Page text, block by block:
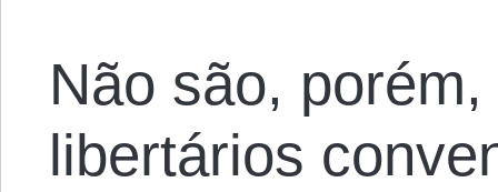
Não são,
libertários